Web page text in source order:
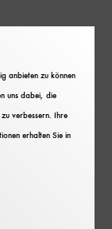
anbieten zu können
uns dabei, die
verbessern. Ihre
erhalten Sie in